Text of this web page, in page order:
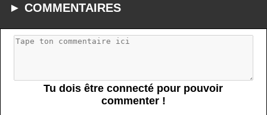
► COMMENTAIRES
Tu dois être connecté pour pouvoir
commenter !